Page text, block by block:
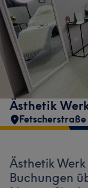
Ästhetik
Fetscherstraße
Ästhetik
Buchungen